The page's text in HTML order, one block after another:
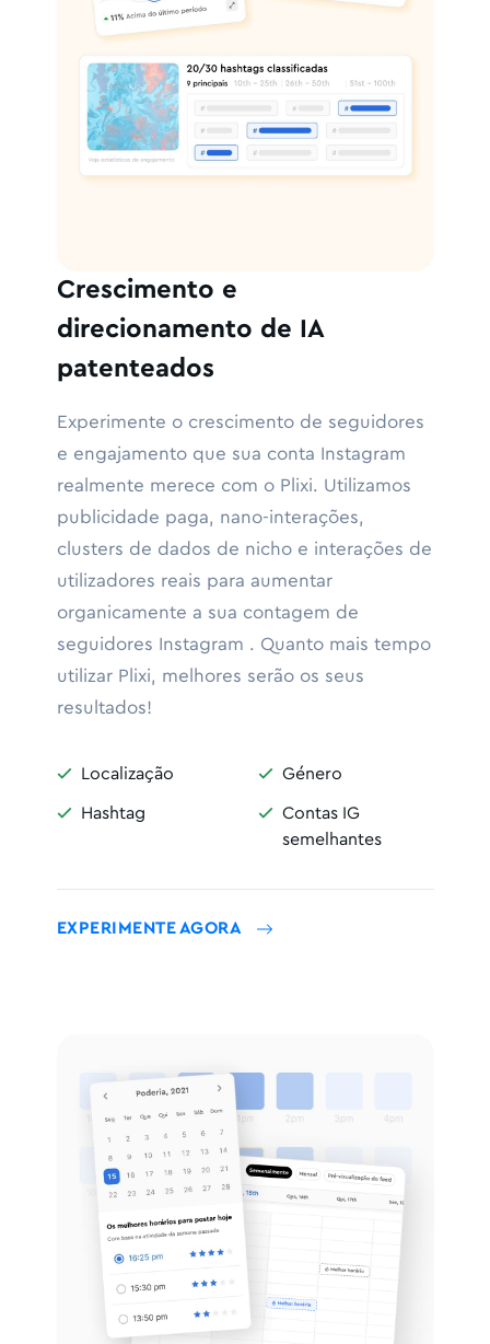
Crescimento e
direcionamento de IA
patenteados
Experimente o crescimento de seguidores
e engajamento que sua conta Instagram
realmente merece com o Plixi. Utilizamos
publicidade paga, nano-interações,
clusters de dados de nicho e interações de
utilizadores reais para aumentar
organicamente a sua contagem de
seguidores Instagram . Quanto mais tempo
utilizar Plixi, melhores serão os seus
resultados!
 Localização
 Hashtag
 Género

Contas IG
semelhantes
EXPERIMENTE AGORA